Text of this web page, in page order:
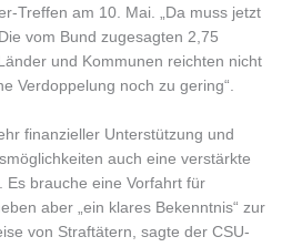
Treffen am 10. Mai. „Da muss jetzt
vom Bund zugesagten 2,75
und Kommunen reichten nicht
Verdoppelung noch zu gering“.
finanzieller Unterstützung und
auch eine verstärkte
Es brauche eine Vorfahrt für
aber „ein klares Bekenntnis“ zur
von Straftätern, sagte der CSU-